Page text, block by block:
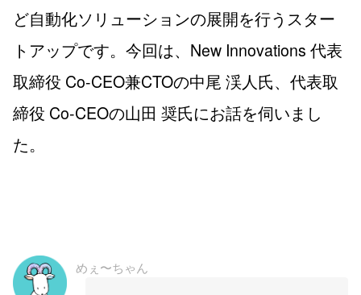
ど自動化ソリューションの展開を行うスター
トアップです。今回は、New Innovations 代表
取締役 Co-CEO兼CTOの中尾 渓人氏、代表取
締役 Co-CEOの山田 奨氏にお話を伺いまし
た。
めぇ〜ちゃん